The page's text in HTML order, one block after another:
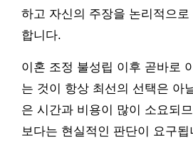
하고 자신의 주장을 논리적으
합니다.
이혼 조정 불성립 이후 곧바로
는 것이 항상 최선의 선택은 아
은 시간과 비용이 많이 소요되
보다는 현실적인 판단이 요구됩